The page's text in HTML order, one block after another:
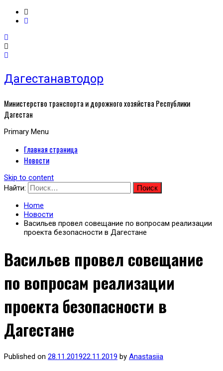
Дагестанавтодор
Министерство транспорта и дорожного хозяйства Республики
Дагестан
Primary Menu
Главная страница
Новости
Skip to content
Найти:
Home
Новости
Васильев провел совещание по вопросам реализации
проекта безопасности в Дагестане
Васильев провел совещание
по вопросам реализации
проекта безопасности в
Дагестане
Published on 28.11.201922.11.2019 by Anastasiia